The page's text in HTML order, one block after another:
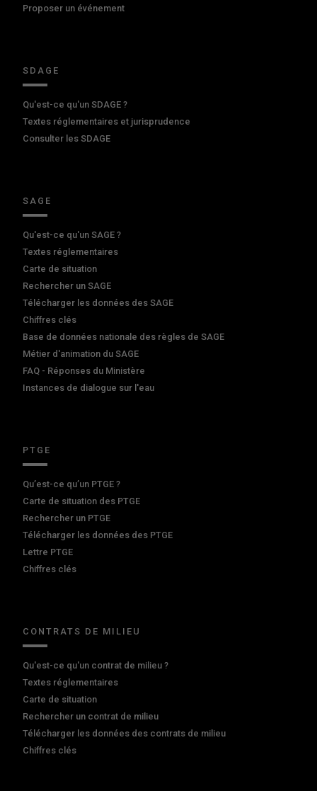
Proposer un événement
SDAGE
Qu'est-ce qu'un SDAGE ?
Textes réglementaires et jurisprudence
Consulter les SDAGE
SAGE
Qu'est-ce qu'un SAGE ?
Textes réglementaires
Carte de situation
Rechercher un SAGE
Télécharger les données des SAGE
Chiffres clés
Base de données nationale des règles de SAGE
Métier d'animation du SAGE
FAQ - Réponses du Ministère
Instances de dialogue sur l'eau
PTGE
Qu’est-ce qu’un PTGE ?
Carte de situation des PTGE
Rechercher un PTGE
Télécharger les données des PTGE
Lettre PTGE
Chiffres clés
CONTRATS DE MILIEU
Qu'est-ce qu'un contrat de milieu ?
Textes réglementaires
Carte de situation
Rechercher un contrat de milieu
Télécharger les données des contrats de milieu
Chiffres clés